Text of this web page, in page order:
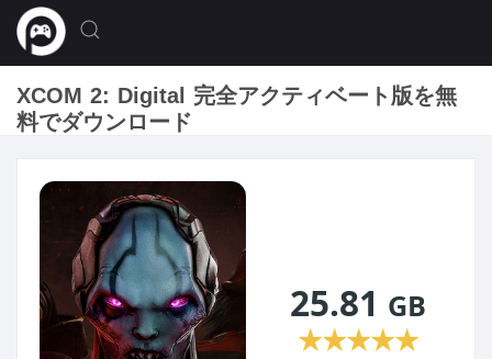
XCOM 2: Digital 完全アクティベート版を無
料でダウンロード
25.81 GB
★★★★★